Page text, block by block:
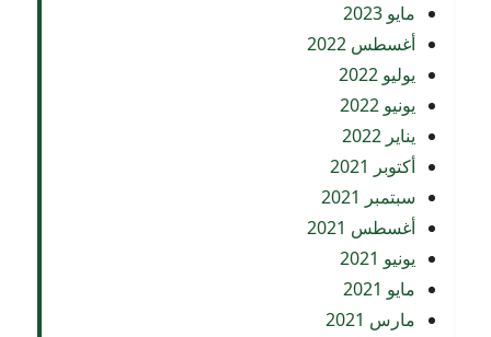
مايو 2023
أغسطس 2022
يوليو 2022
يونيو 2022
يناير 2022
أكتوبر 2021
سبتمبر 2021
أغسطس 2021
يونيو 2021
مايو 2021
مارس 2021